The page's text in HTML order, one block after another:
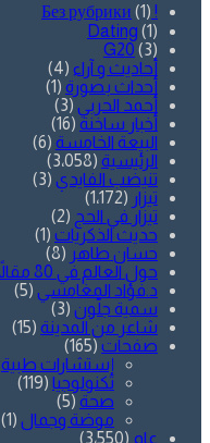
! Без рубрики
(1)
Dating (1)
G20 (3)
أحاديث و آراء (4)
أحداث بصورة (1)
أحمد الحربي (3)
أخبار ساخنة (16)
البيعة الخامسة (6)
الرئيسية (3٬058)
تنيضب الفايدي (3)
تيزار (1٬172)
تيزار في الحج (2)
حديث الذكريات (1)
حسان طاهر (8)
حول العالم في 80 مقالاً
د.فؤاد المغامسي (5)
سمية جلّون (3)
شاعر من المدينة (15)
صفحات (165)
إستشارات طبية
تكنولوجيا (119)
صحة (5)
موضة وجمال (1)
عام (3٬550)